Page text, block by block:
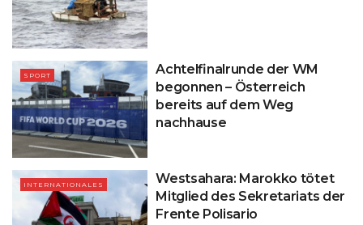
SPORT
Achtelfinalrunde der WM
begonnen – Österreich
bereits auf dem Weg
nachhause
INTERNATIONALES
Westsahara: Marokko tötet
Mitglied des Sekretariats der
Frente Polisario